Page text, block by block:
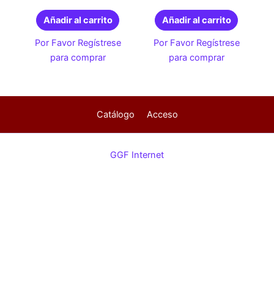
Añadir al carrito
Por Favor Regístrese
para comprar
Añadir al carrito
Por Favor Regístrese
para comprar
Catálogo Acceso
GGF Internet